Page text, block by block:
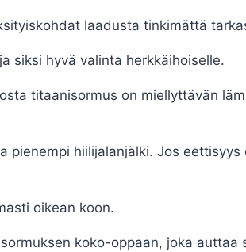
laadusta tinkimättä
siksi hyvä valinta herkkäihoiselle.
titaanisormus on miellyttävän
pienempi hiilijalanjälki. Jos
oikean koon.
koko-oppaan, joka auttaa